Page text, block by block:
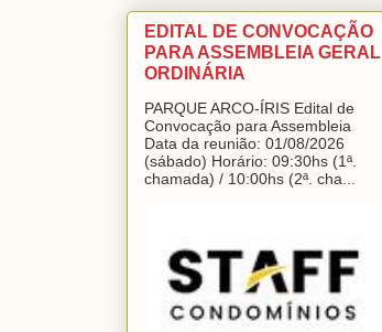
EDITAL DE CONVOCAÇÃO
PARA ASSEMBLEIA GERAL
ORDINÁRIA
PARQUE ARCO-ÍRIS Edital de
Convocação para Assembleia
Data da reunião: 01/08/2026
(sábado) Horário: 09:30hs (1ª.
chamada) / 10:00hs (2ª. cha...